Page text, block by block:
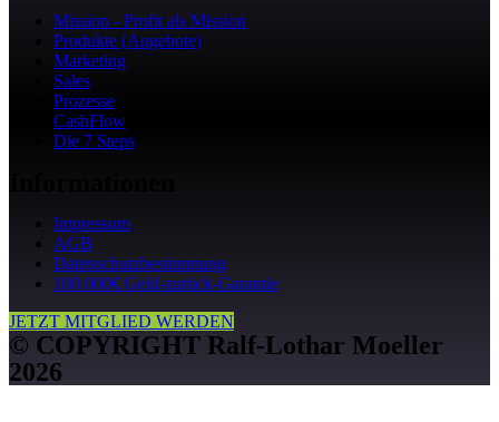
Mission - Profit als Mission
Produkte (Angebote)
Marketing
Sales
Prozesse
CashFlow
Die 7 Steps
Impressum
AGB
Datenschutzbestimmung
100.000€ Geld-zurück-Garantie
JETZT MITGLIED WERDEN
© COPYRIGHT Ralf-Lothar Moeller
2026